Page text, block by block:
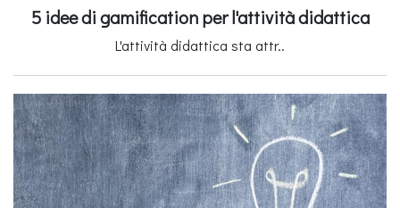
5 idee di gamification per l'attività didattica
L'attività didattica sta attr..